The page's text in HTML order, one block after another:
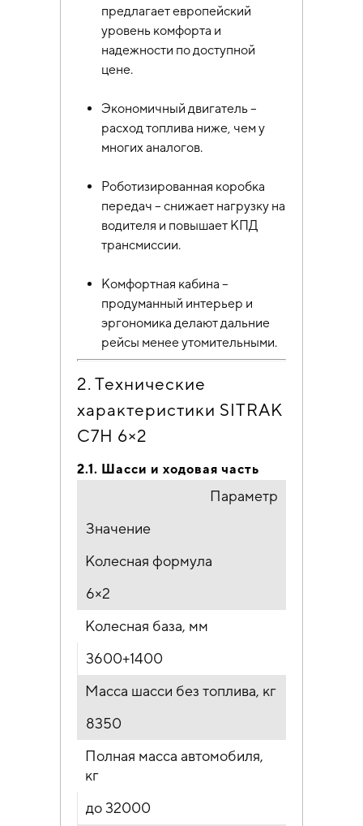
предлагает европейский
уровень комфорта и
надежности по доступной
цене.
Экономичный двигатель –
расход топлива ниже, чем у
многих аналогов.
Роботизированная коробка
передач – снижает нагрузку на
водителя и повышает КПД
трансмиссии.
Комфортная кабина –
продуманный интерьер и
эргономика делают дальние
рейсы менее утомительными.
2. Технические
характеристики SITRAK
C7H 6×2
2.1. Шасси и ходовая часть
Параметр
Значение
Колесная формула
6×2
Колесная база, мм
3600+1400
Масса шасси без топлива, кг
8350
Полная масса автомобиля,
кг
до 32000